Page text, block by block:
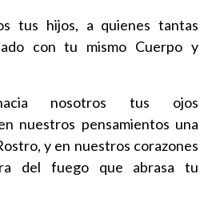
tus hijos, a quienes tantas
con tu mismo Cuerpo y
nosotros tus ojos
nuestros pensamientos una
y en nuestros corazones
del fuego que abrasa tu